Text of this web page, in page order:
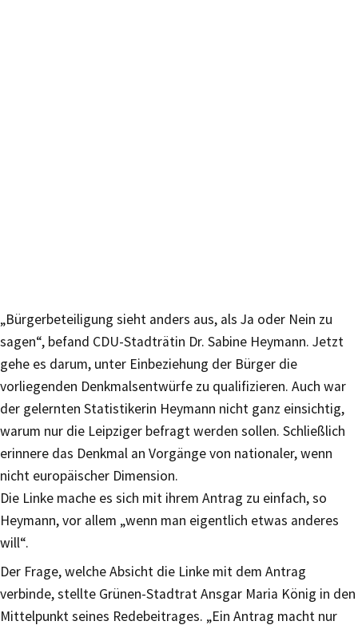
„Bürgerbeteiligung sieht anders aus, als Ja oder Nein zu
sagen“, befand CDU-Stadträtin Dr. Sabine Heymann. Jetzt
gehe es darum, unter Einbeziehung der Bürger die
vorliegenden Denkmalsentwürfe zu qualifizieren. Auch war
der gelernten Statistikerin Heymann nicht ganz einsichtig,
warum nur die Leipziger befragt werden sollen. Schließlich
erinnere das Denkmal an Vorgänge von nationaler, wenn
nicht europäischer Dimension.
Die Linke mache es sich mit ihrem Antrag zu einfach, so
Heymann, vor allem „wenn man eigentlich etwas anderes
will“.
Der Frage, welche Absicht die Linke mit dem Antrag
verbinde, stellte Grünen-Stadtrat Ansgar Maria König in den
Mittelpunkt seines Redebeitrages. „Ein Antrag macht nur